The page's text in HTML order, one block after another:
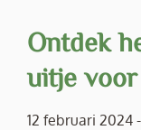
Ontdek
uitje voor
12 februari 2024 -